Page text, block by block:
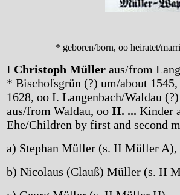
* geboren/born, oo heiratet/
I Christoph Müller aus/from
* Bischofsgrün (?) um/about
1628, oo I. Langenbach/Waldau
aus/from Waldau, oo II. ... Kinder
Ehe/Children by first and second
a) Stephan Müller (s. II Müller A),
b) Nicolaus (Clauß) Müller (s. II